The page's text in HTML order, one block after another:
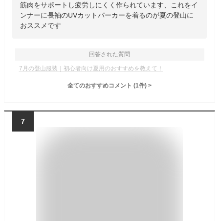
筋肉をサポートし疲労しにくく作られています、これをイ
ンナーに長袖のUVカットパーカーを着るのが夏の登山に
おススメです
回答された質問
7月の登山服装｜初心者向け夏用のおすすめを教えて！
全てのおすすめコメント (1件) >
7